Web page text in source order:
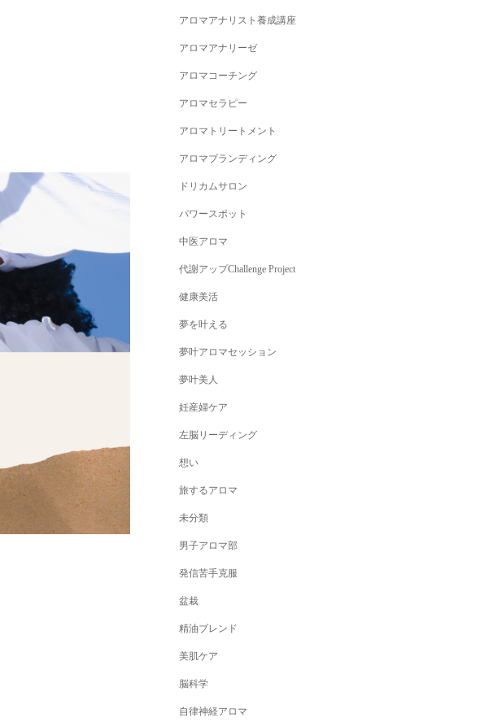
アロマアナリスト養成講座
アロマアナリーゼ
アロマコーチング
アロマセラピー
アロマトリートメント
アロマブランディング
ドリカムサロン
パワースポット
中医アロマ
代謝アップChallenge Project
健康美活
夢を叶える
夢叶アロマセッション
夢叶美人
妊産婦ケア
左脳リーディング
想い
旅するアロマ
未分類
男子アロマ部
発信苦手克服
盆栽
精油ブレンド
美肌ケア
脳科学
自律神経アロマ